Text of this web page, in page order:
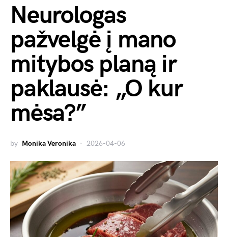
Neurologas
pažvelgė į mano
mitybos planą ir
paklausė: „O kur
mėsa?”
by Monika Veronika 2026-04-06